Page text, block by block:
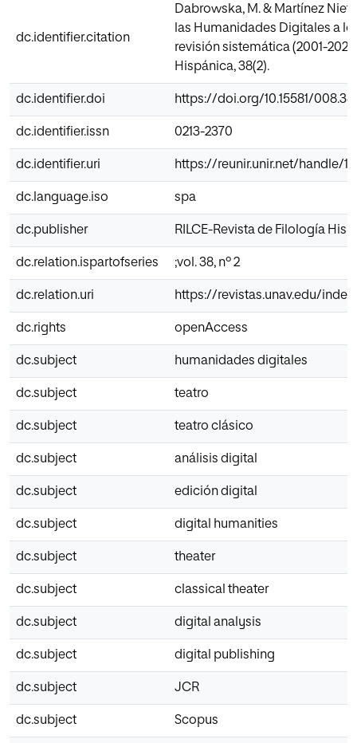
dc.identifier.citation
Dabrowska, M. & Martínez
las Humanidades Digitales a
revisión sistemática (2001-
Hispánica, 38(2).
dc.identifier.doi https://doi.org/10.15581/
dc.identifier.issn 0213-2370
dc.identifier.uri https://reunir.unir.net/handle/
dc.language.iso spa
dc.publisher RILCE-Revista de Filología
dc.relation.ispartofseries ;vol. 38, nº 2
dc.relation.uri https://revistas.unav.edu/
dc.rights openAccess
dc.subject humanidades digitales
dc.subject teatro
dc.subject teatro clásico
dc.subject análisis digital
dc.subject edición digital
dc.subject digital humanities
dc.subject theater
dc.subject classical theater
dc.subject digital analysis
dc.subject digital publishing
dc.subject JCR
dc.subject Scopus